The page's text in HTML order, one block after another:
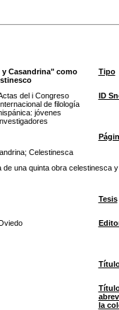
Casandrina" como
Tipo
del i Congreso
de filología
jóvenes
ID
; Celestinesca
una quinta obra celestinesca
Tesis
la